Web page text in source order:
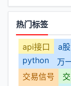
热门标签
api接口 a股
python
万
交易信号